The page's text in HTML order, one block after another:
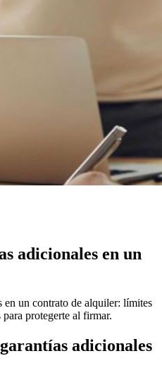
adicionales en un
un contrato de alquiler: límites
protegerte al firmar.
adicionales